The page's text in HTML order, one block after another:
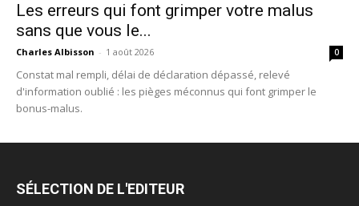
Les erreurs qui font grimper votre malus
sans que vous le...
Charles Albisson - 1 août 2026 0
Constat mal rempli, délai de déclaration dépassé, relevé
d'information oublié : les pièges méconnus qui font grimper le
bonus-malus.
SÉLECTION DE L'EDITEUR